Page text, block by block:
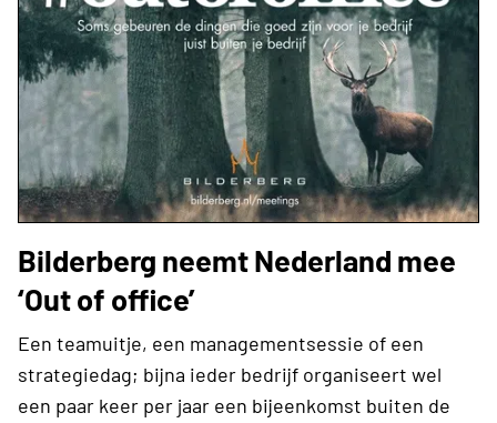
Bilderberg neemt Nederland mee
‘Out of office’
Een teamuitje, een managementsessie of een
strategiedag; bijna ieder bedrijf organiseert wel
een paar keer per jaar een bijeenkomst buiten de